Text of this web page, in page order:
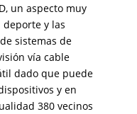
un aspecto muy
y las
sistemas de
vía cable
dado que puede
y en
380 vecinos